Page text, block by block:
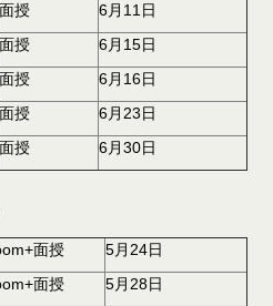
面授
6月11日
面授
6月15日
面授
6月16日
面授
6月23日
面授 6月30日
面授
5月24日
面授 5月28日